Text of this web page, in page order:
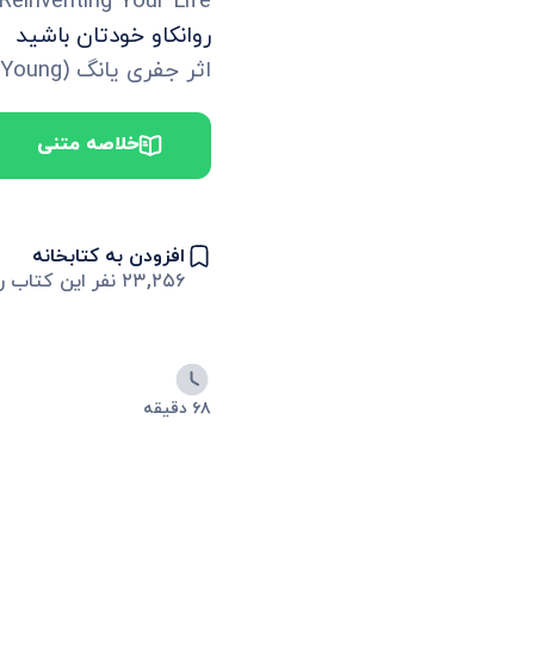
روانکاو خودتان باشید
اثر جفری یانگ (
خلاصه متنی
افزودن به کتابخانه
۲۳,۲۵۶ نفر این کتاب
۶۸ دقیقه